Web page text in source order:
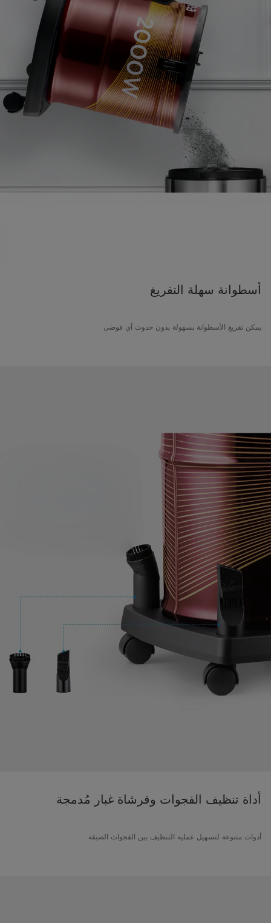
أسطوانة سهلة التفريغ
يمكن تفريغ الأسطوانة بسهولة بدون حدوث أي فوضى
أداة تنظيف الفجوات وفرشاة غبار مُدمجة
أدوات متنوعة لتسهيل عملية التنظيف بين الفجوات الضيقة